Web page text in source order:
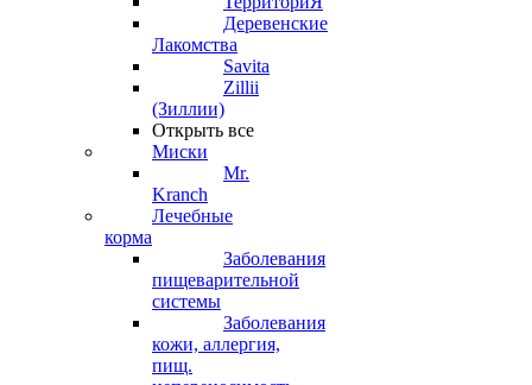
Деревенские
Лакомства
Savita
Zillii
(Зиллии)
Открыть все
Миски
Mr.
Kranch
Лечебные
корма
Заболевания
пищеварительной
системы
Заболевания
кожи, аллергия,
пищ.